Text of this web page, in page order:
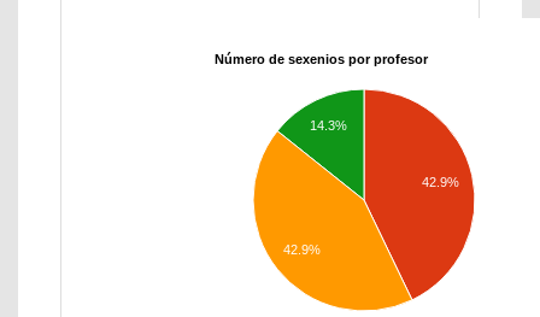
Número de sexenios por profesor
42.9%
14.3%
42.9%